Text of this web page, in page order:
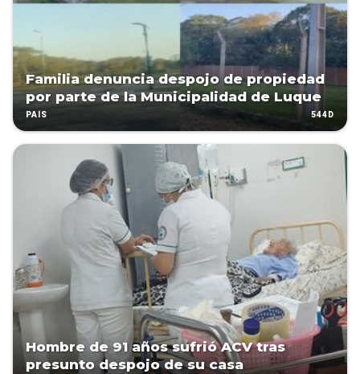
Familia denuncia despojo de propiedad
por parte de la Municipalidad de Luque
PAÍS 544D
Hombre de 91 años sufrió ACV tras
presunto despojo de su casa